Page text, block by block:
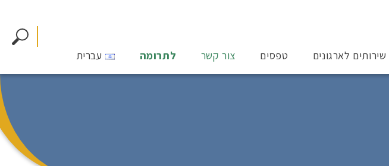
שירותים לארגונים טפסים צור קשר לתרומה עברית